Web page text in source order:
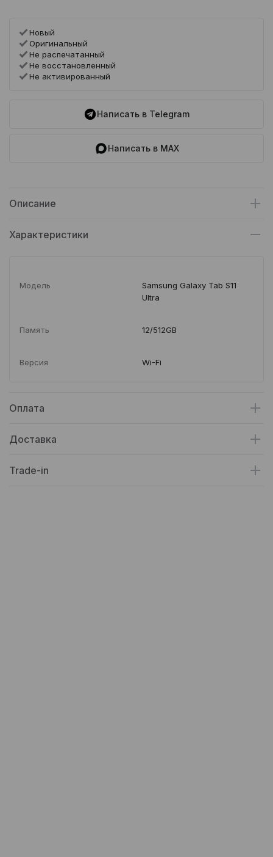
Новый
Оригинальный
Не распечатанный
Не восстановленный
Не активированный
Написать в Telegram
Написать в MAX
Описание
Характеристики
Модель
Samsung Galaxy Tab S11
Ultra
Память 12/512GB
Версия Wi-Fi
Оплата
Доставка
Trade-in